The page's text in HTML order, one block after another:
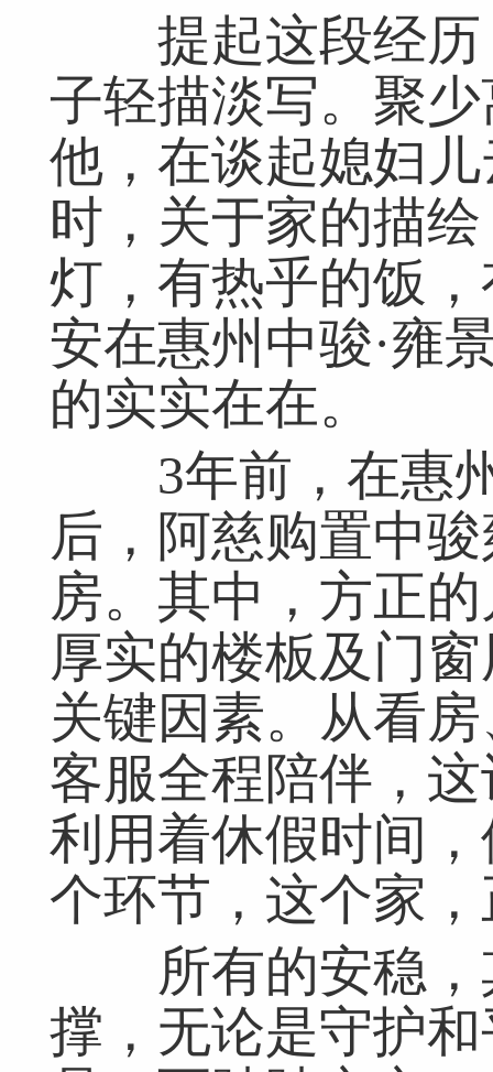
提起这段经历
子轻描淡写。聚
他，在谈起媳妇
时，关于家的描
灯，有热乎的饭
安在惠州中骏·雍
的实实在在。
3年前，在惠州
后，阿慈购置中
房。其中，方正
厚实的楼板及门
关键因素。从看
客服全程陪伴，
利用着休假时间
个环节，这个家
所有的安稳，
撑，无论是守护